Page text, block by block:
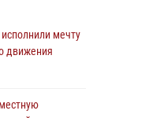
во
мечту
движения